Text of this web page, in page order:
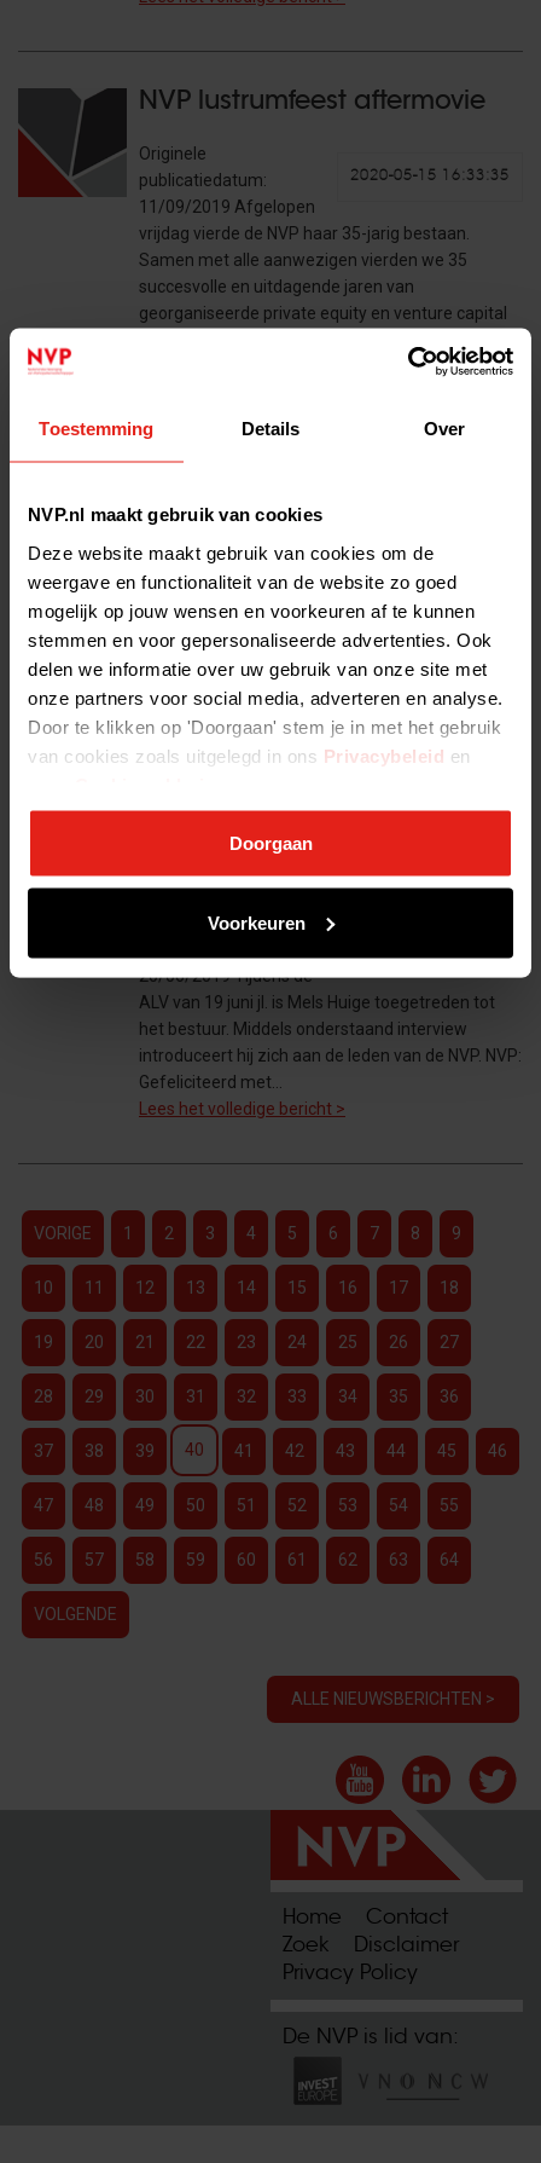
Toestemming Details Over
NVP.nl maakt gebruik van cookies
Deze website maakt gebruik van cookies om de
weergave en functionaliteit van de website zo goed
mogelijk op jouw wensen en voorkeuren af te kunnen
stemmen en voor gepersonaliseerde advertenties. Ook
delen we informatie over uw gebruik van onze site met
onze partners voor social media, adverteren en analyse.
Door te klikken op 'Doorgaan' stem je in met het gebruik
van cookies zoals uitgelegd in ons Privacybeleid en
Doorgaan
Voorkeuren
NVP lustrumfeest aftermovie
2020-05-15 16:33:35
Originele
publicatiedatum:
11/09/2019 Afgelopen
vrijdag vierde de NVP haar 35-jarig bestaan.
Samen met alle aanwezigen vierden we 35
succesvolle en uitdagende jaren van
georganiseerde private equity en venture capital
2020-05-15 16:25:34
Originele
publicatiedatum:
10/07/2019 Ook de NVP
vindt vergroting van de diversiteit binnen de sector
‘Diversity Statement’ vinden wij daarom een goed
streven. Het…
Lees het volledige bericht >
Nieuw bestuurslid NVP: Mels
Huige
20/06/2019 Tijdens de
ALV van 19 juni jl. is Mels Huige toegetreden tot
het bestuur. Middels onderstaand interview
introduceert hij zich aan de leden van de NVP. NVP:
Gefeliciteerd met…
Lees het volledige bericht >
VORIGE 1 2 3 4 5 6 7 8 9
10 11 12 13 14 15 16 17 18
19 20 21 22 23 24 25 26 27
28 29 30 31 32 33 34 35 36
37 38 39 40 41 42 43 44 45 46
47 48 49 50 51 52 53 54 55
56 57 58 59 60 61 62 63 64
VOLGENDE
ALLE NIEUWSBERICHTEN >
Home
Contact
Zoek
Disclaimer
Privacy Policy
De NVP is lid van: